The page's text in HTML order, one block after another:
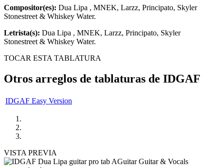
Compositor(es): Dua Lipa , MNEK, Larzz, Principato, Skyler
Stonestreet & Whiskey Water.
Letrista(s): Dua Lipa , MNEK, Larzz, Principato, Skyler
Stonestreet & Whiskey Water.
TOCAR ESTA TABLATURA
Otros arreglos de tablaturas de IDGAF
IDGAF Easy Version
VISTA PREVIA